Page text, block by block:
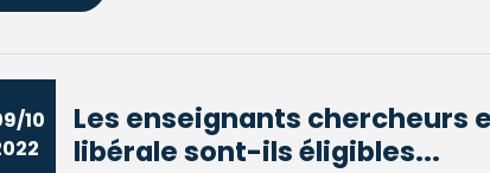
10
Les enseignants chercheurs
libérale sont-ils éligibles...